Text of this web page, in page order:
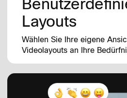
Layouts
Wählen Sie Ihre eigene
Videolayouts an Ihre